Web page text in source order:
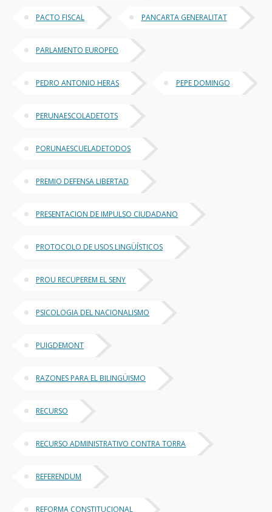
PACTO FISCAL PANCARTA GENERALITAT
PARLAMENTO EUROPEO
PEDRO ANTONIO HERAS PEPE DOMINGO
PERUNAESCOLADETOTS
PORUNAESCUELADETODOS
PREMIO DEFENSA LIBERTAD
PRESENTACION DE IMPULSO CIUDADANO
PROTOCOLO DE USOS LINGÜÍSTICOS
PROU RECUPEREM EL SENY
PSICOLOGIA DEL NACIONALISMO
PUIGDEMONT
RAZONES PARA EL BILINGÜISMO
RECURSO
RECURSO ADMINISTRATIVO CONTRA TORRA
REFERENDUM
REFORMA CONSTITUCIONAL